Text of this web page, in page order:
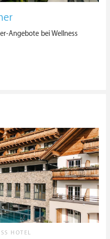
Angebote bei Wellness
HOTEL